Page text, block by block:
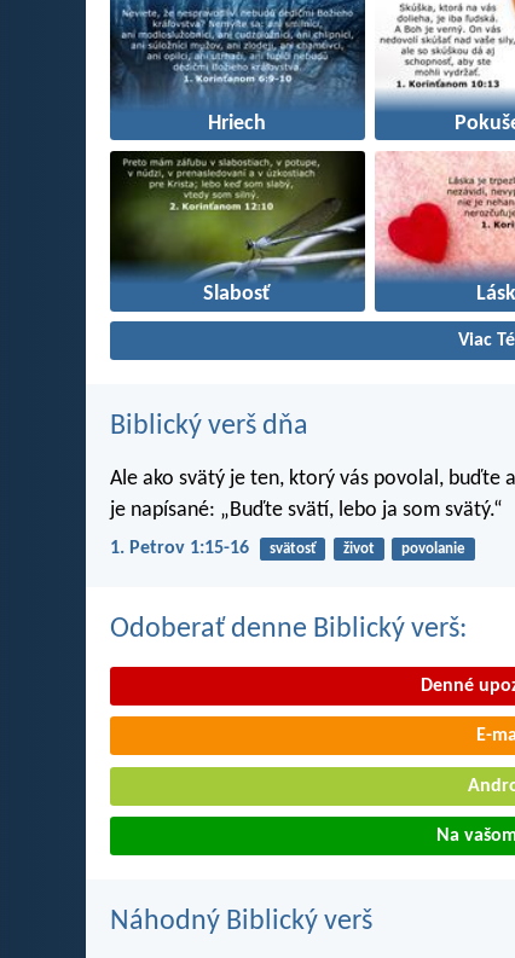
Hriech
Slabosť
Viac
Biblický verš dňa
Ale ako svätý je ten, ktorý vás povolal, buďte
je napísané: „Buďte svätí, lebo ja som svätý.“
1. Petrov 1:15-16 svätosť život povolanie
Odoberať denne Biblický verš:
Denné
E-
Na
Náhodný Biblický verš